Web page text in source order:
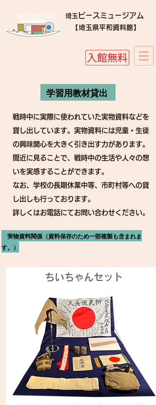
埼玉 ピースミュージアム
​​【埼玉県平和資料館】
学習用教材貸出
戦時中に実際に使われていた実物資料などを
貸し出しています。実物資料には児童・生徒
の興味関心を大きく引き出す力があります。
間近に見ることで、戦時中の生活や人々の想
いを実感することができます。
なお、学校の長期休業中等、市町村等への貸
し出しも行っております。
詳しくはお電話にてお問い合わせください。
実物資料関係（資料保存のため一部複製も含まれま
す。）
​ちいちゃんセット